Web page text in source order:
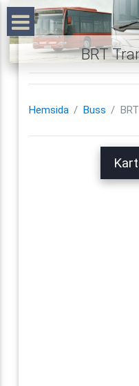
BRT
Hemsida Buss